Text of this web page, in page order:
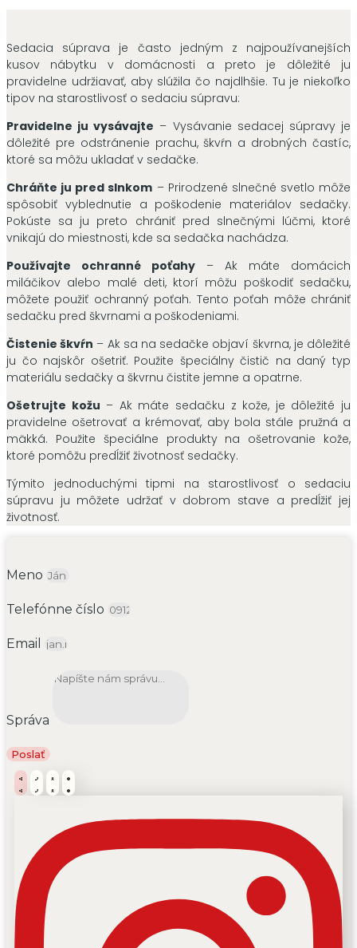
Sedacia súprava je často jedným z najpoužívanejších
kusov nábytku v domácnosti a preto je dôležité ju
pravidelne udržiavať, aby slúžila čo najdlhšie. Tu je niekoľko
tipov na starostlivosť o sedaciu súpravu:
Pravidelne ju vysávajte – Vysávanie sedacej súpravy je
dôležité pre odstránenie prachu, škvŕn a drobných častíc,
ktoré sa môžu ukladať v sedačke.
Chráňte ju pred slnkom – Prirodzené slnečné svetlo môže
spôsobiť vyblednutie a poškodenie materiálov sedačky.
Pokúste sa ju preto chrániť pred slnečnými lúčmi, ktoré
vnikajú do miestnosti, kde sa sedačka nachádza.
Používajte ochranné poťahy – Ak máte domácich
miláčikov alebo malé deti, ktorí môžu poškodiť sedačku,
môžete použiť ochranný poťah. Tento poťah môže chrániť
sedačku pred škvrnami a poškodeniami.
Čistenie škvŕn – Ak sa na sedačke objaví škvrna, je dôležité
ju čo najskôr ošetriť. Použite špeciálny čistič na daný typ
materiálu sedačky a škvrnu čistite jemne a opatrne.
Ošetrujte kožu – Ak máte sedačku z kože, je dôležité ju
pravidelne ošetrovať a krémovať, aby bola stále pružná a
mäkká. Použite špeciálne produkty na ošetrovanie kože,
ktoré pomôžu predĺžiť životnosť sedačky.
Týmito jednoduchými tipmi na starostlivosť o sedaciu
súpravu ju môžete udržať v dobrom stave a predĺžiť jej
životnosť.
Meno
Telefónne číslo
Email
Správa
Poslať